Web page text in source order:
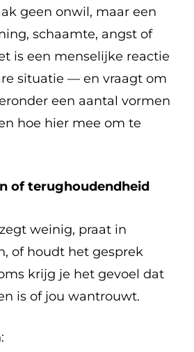
geen onwil, maar een
schaamte, angst of
is een menselijke reactie
situatie — en vraagt om
een aantal vormen
hoe hier mee om te
of terughoudendheid
weinig, praat in
of houdt het gesprek
krijg je het gevoel dat
is of jou wantrouwt.